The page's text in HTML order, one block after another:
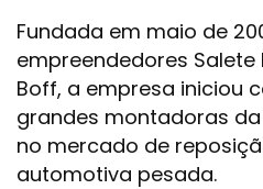
Fundada em maio de
empreendedores Salete
Boff, a empresa iniciou
grandes montadoras
no mercado de
automotiva pesada.